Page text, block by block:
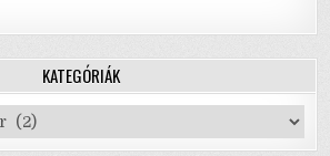
KATEGÓRIÁK